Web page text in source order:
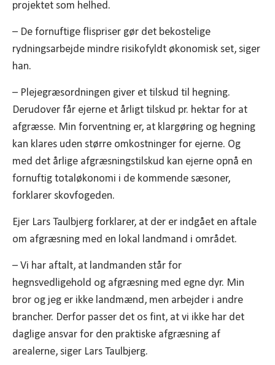
projektet som helhed.
– De fornuftige flispriser gør det bekostelige
rydningsarbejde mindre risikofyldt økonomisk set, siger
han.
– Plejegræsordningen giver et tilskud til hegning.
Derudover får ejerne et årligt tilskud pr. hektar for at
afgræsse. Min forventning er, at klargøring og hegning
kan klares uden større omkostninger for ejerne. Og
med det årlige afgræsningstilskud kan ejerne opnå en
fornuftig totaløkonomi i de kommende sæsoner,
forklarer skovfogeden.
Ejer Lars Taulbjerg forklarer, at der er indgået en aftale
om afgræsning med en lokal landmand i området.
– Vi har aftalt, at landmanden står for
hegnsvedligehold og afgræsning med egne dyr. Min
bror og jeg er ikke landmænd, men arbejder i andre
brancher. Derfor passer det os fint, at vi ikke har det
daglige ansvar for den praktiske afgræsning af
arealerne, siger Lars Taulbjerg.